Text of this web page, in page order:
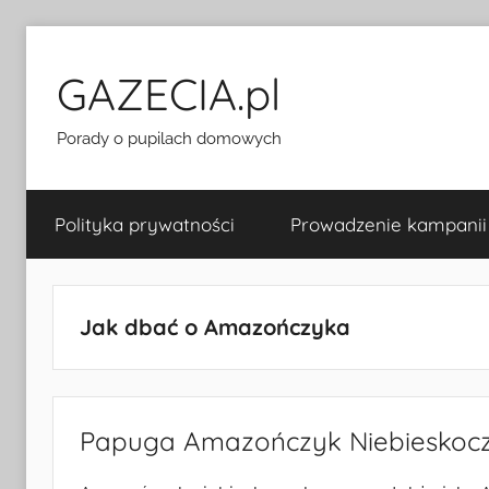
treściGAZECIA.pl
Porady o pupilach domowych
Polityka prywatności Prowadzenie
Jak dbać o Amazończyka
Papuga Amazończyk